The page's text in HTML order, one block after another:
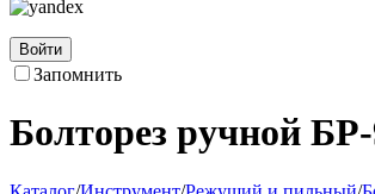
Войти
Запомнить
Болторез ручной